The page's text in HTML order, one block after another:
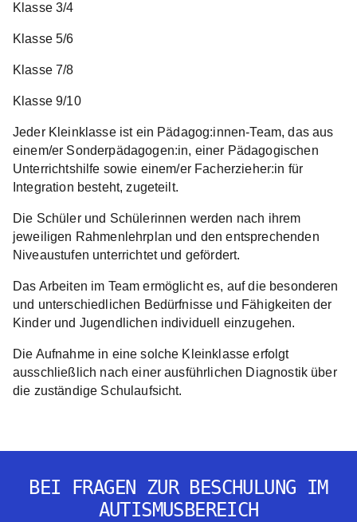
Klasse 3/4
Klasse 5/6
Klasse 7/8
Klasse 9/10
Jeder Kleinklasse ist ein Pädagog:innen-Team, das aus
einem/er Sonderpädagogen:in, einer Pädagogischen
Unterrichtshilfe sowie einem/er Facherzieher:in für
Integration besteht, zugeteilt.
Die Schüler und Schülerinnen werden nach ihrem
jeweiligen Rahmenlehrplan und den entsprechenden
Niveaustufen unterrichtet und gefördert.
Das Arbeiten im Team ermöglicht es, auf die besonderen
und unterschiedlichen Bedürfnisse und Fähigkeiten der
Kinder und Jugendlichen individuell einzugehen.
Die Aufnahme in eine solche Kleinklasse erfolgt
ausschließlich nach einer ausführlichen Diagnostik über
die zuständige Schulaufsicht.
BEI FRAGEN ZUR BESCHULUNG IM
AUTISMUSBEREICH